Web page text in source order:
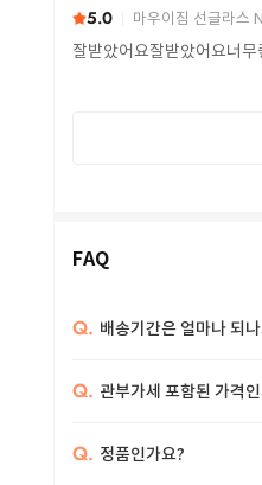
5.0 마우이짐 선글라스
잘받았어요잘받았어요너무
FAQ
Q. 배송기간은 얼마나 되
Q. 관부가세 포함된 가격
Q. 정품인가요?